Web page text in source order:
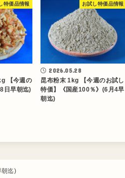
特価品情報
【今週の
日早朝迄)
お試し特価品情報
2026.05.28
昆布粉末 1kg 【今週のお試し
特価】《国産100％》(6月4早
朝迄)
朝迄)